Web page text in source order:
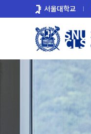
로
서울대학교